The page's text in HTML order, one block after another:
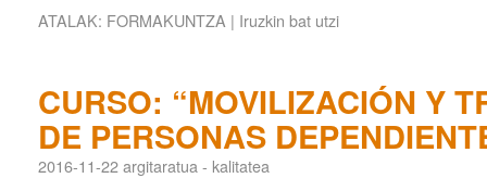
ATALAK: FORMAKUNTZA | Iruzkin bat utzi
CURSO: “MOVILIZACIÓN Y
DE PERSONAS
2016-11-22argitaratua - kalitatea